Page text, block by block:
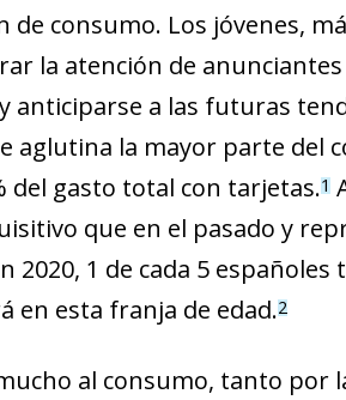
consumo. Los jóvenes,
la atención de
anticiparse a las futuras
aglutina la mayor parte del
del gasto total con tarjetas.1
que en el pasado y
2020, 1 de cada 5 españoles
en esta franja de edad.2
al consumo, tanto por